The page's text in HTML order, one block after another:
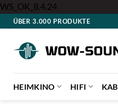
WS_OK_8.4.24Zum
Inhalt
ÜBER 3.000 PRODUKTE
HEIMKINO HIFI